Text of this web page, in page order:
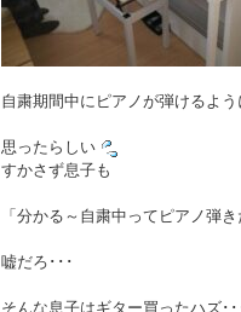
自粛期間中にピアノが弾けるよ
思ったらしい
すかさず息子も
「分かる～自粛中ってピアノ弾
嘘だろ･･･
そんな息子はギター買ったハズ･･